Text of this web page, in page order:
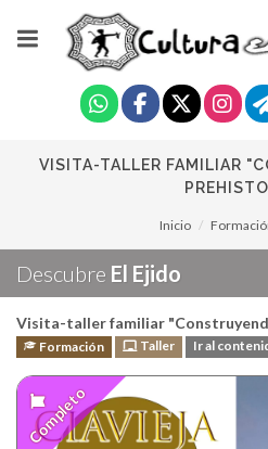
VISITA-TALLER FAMILIAR
Inicio
Descubre El Ejido
Visita-taller familiar
Formación Taller Ir al
Completo